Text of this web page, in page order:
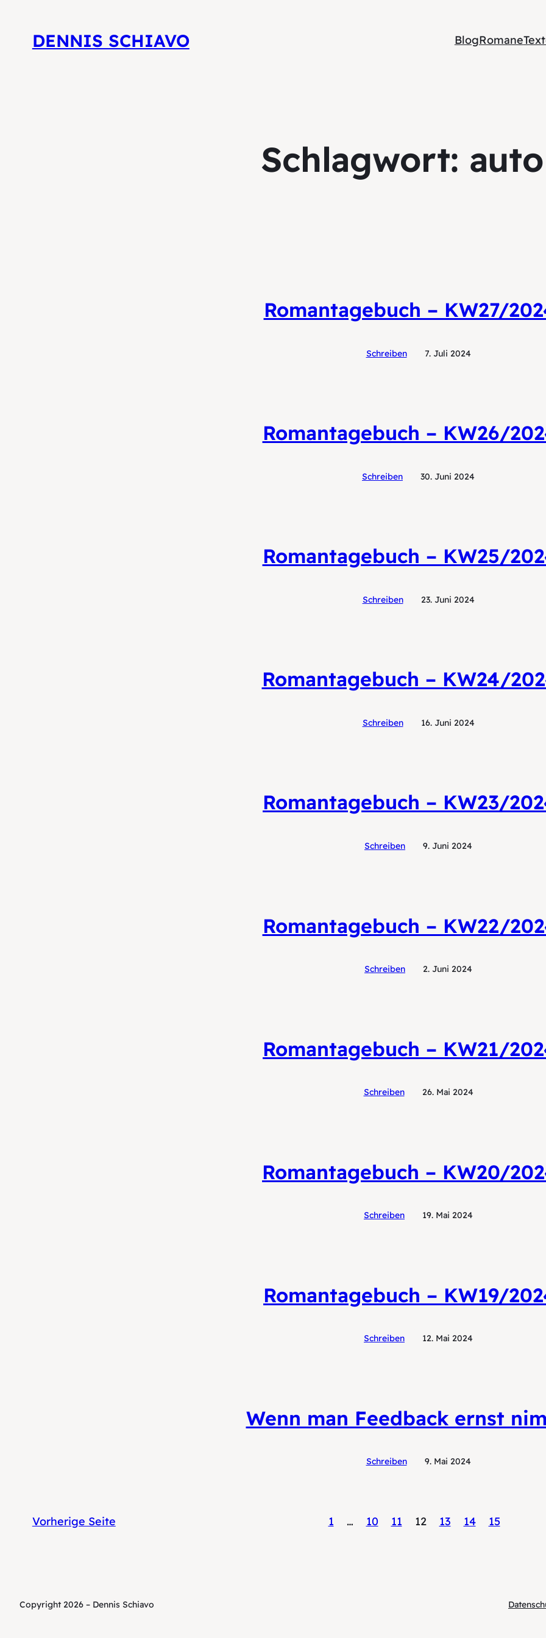
DENNIS SCHIAVO BlogRomane
Schlagwort:
Romantagebuch – KW27/
Schreiben 7. Juli 2024
Romantagebuch – KW26/
Schreiben 30. Juni 2024
Romantagebuch – KW25/
Schreiben 23. Juni 2024
Romantagebuch – KW24/
Schreiben 16. Juni 2024
Romantagebuch – KW23/
Schreiben 9. Juni 2024
Romantagebuch – KW22/
Schreiben 2. Juni 2024
Romantagebuch – KW21/
Schreiben 26. Mai 2024
Romantagebuch – KW20/
Schreiben 19. Mai 2024
Romantagebuch – KW19/
Schreiben 12. Mai 2024
Wenn man Feedback ernst
Schreiben 9. Mai 2024
Vorherige Seite 1 … 10 11 12 13 14 15
Copyright 2026 – Dennis Schiavo